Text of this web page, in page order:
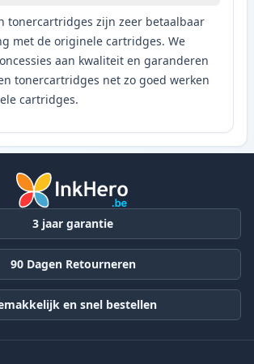
tonercartridges zijn zeer betaalbaar
met de originele cartridges. We
aan kwaliteit en garanderen
tonercartridges net zo goed werken
cartridges.
3 jaar garantie
90 Dagen Retourneren
en snel bestellen